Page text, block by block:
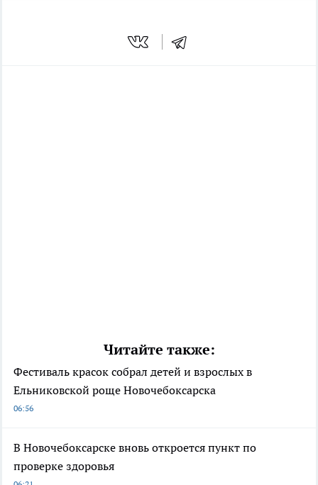
Читайте также:
Фестиваль красок собрал детей и взрослых в
Ельниковской роще Новочебоксарска
06:56
В Новочебоксарске вновь откроется пункт по
проверке здоровья